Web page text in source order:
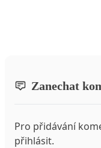
Zanechat
Pro přidávání
přihlásit.